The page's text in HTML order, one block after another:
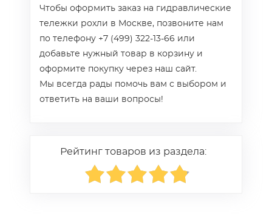
Чтобы оформить заказ на гидравлические
тележки рохли в Москве, позвоните нам
по телефону +7 (499) 322-13-66 или
добавьте нужный товар в корзину и
оформите покупку через наш сайт.
Мы всегда рады помочь вам с выбором и
ответить на ваши вопросы!
Рейтинг товаров из раздела: